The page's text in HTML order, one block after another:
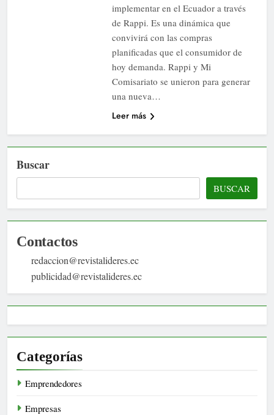
implementar en el Ecuador a través
de Rappi. Es una dinámica que
convivirá con las compras
planificadas que el consumidor de
hoy demanda. Rappi y Mi
Comisariato se unieron para generar
una nueva…
Leer más
Buscar
BUSCAR
Contactos
redaccion@revistalideres.ec
publicidad@revistalideres.ec
Categorías
Emprendedores
Empresas